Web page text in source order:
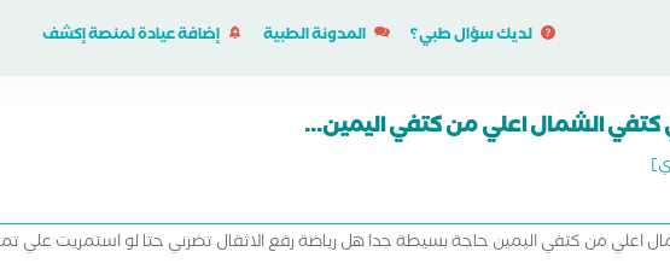
لديك سؤال طبي؟ المدونة الطبية إضافة عيادة لمنصة إكشف
الشمال اعلي من كتفي اليمين...
من كتفي اليمين حاجة بسيطة جدا هل رياضة رفع الاثقال تضرني حتا لو استمريت علي